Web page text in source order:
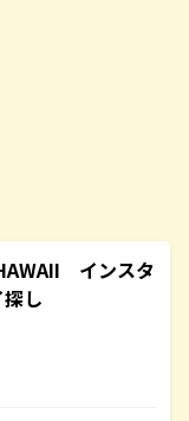
インスタ
し